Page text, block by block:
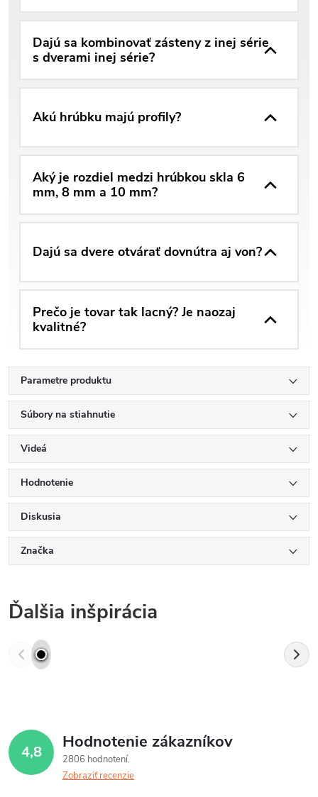
Dajú sa kombinovať zásteny z inej série
s dverami inej série?
Akú hrúbku majú profily?
Aký je rozdiel medzi hrúbkou skla 6
mm, 8 mm a 10 mm?
Dajú sa dvere otvárať dovnútra aj von?
Prečo je tovar tak lacný? Je naozaj
kvalitné?
Parametre produktu
Súbory na stiahnutie
Videá
Hodnotenie
Diskusia
Značka
Ďalšia inšpirácia
4,8 Hodnotenie zákazníkov
2806 hodnotení
Zobraziť recenzie